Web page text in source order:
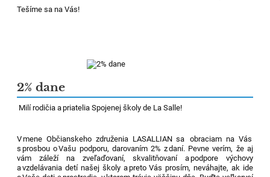
Tešíme sa na Vás!
2% dane
Milí rodičia a priatelia Spojenej školy de La Salle!
V mene Občianskeho združenia LASALLIAN sa obraciam na Vás
s prosbou o Vašu podporu, darovaním 2% z daní. Pevne verím, že aj
vám záleží na
zveľaďovaní, skvalitňovaní a podpore výchovy
a vzdelávania detí našej školy a preto Vás prosím, neváhajte, ak ide